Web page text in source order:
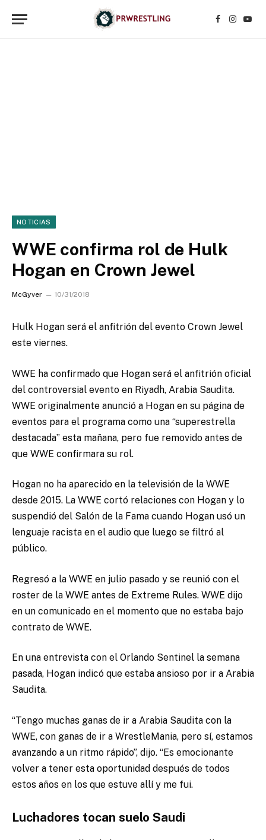
Facebook
NOTICIAS
WWE confirma rol de Hulk
Hogan en Crown Jewel
McGyver 10/31/2018
Hulk Hogan será el anfitrión del evento Crown Jewel
este viernes.
WWE ha confirmado que Hogan será el anfitrión oficial
del controversial evento en Riyadh, Arabia Saudita.
WWE originalmente anunció a Hogan en su página de
eventos para el programa como una “superestrella
destacada” esta mañana, pero fue removido antes de
que WWE confirmara su rol.
Hogan no ha aparecido en la televisión de la WWE
desde 2015. La WWE cortó relaciones con Hogan y lo
suspendió del Salón de la Fama cuando Hogan usó un
lenguaje racista en el audio que luego se filtró al
público.
Regresó a la WWE en julio pasado y se reunió con el
roster de la WWE antes de Extreme Rules. WWE dijo
en un comunicado en el momento que no estaba bajo
contrato de WWE.
En una entrevista con el Orlando Sentinel la semana
pasada, Hogan indicó que estaba ansioso por ir a Arabia
Saudita.
“Tengo muchas ganas de ir a Arabia Saudita con la
WWE, con ganas de ir a WrestleMania, pero sí, estamos
avanzando a un ritmo rápido”, dijo. “Es emocionante
volver a tener esta oportunidad después de todos
estos años en los que estuve allí y me fui.
Luchadores tocan suelo Saudi